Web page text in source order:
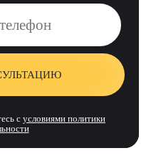
с условиями политики